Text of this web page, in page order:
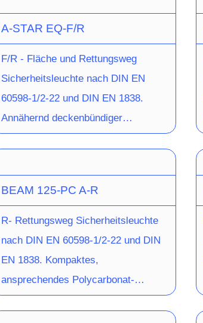
Schalteingang. Die Haube ist opal
und aus PMMA (thermoplastischer
Kunststoff) gefertigt, das Unterteil
besteht aus Stahlblech. Sehr
schnelle, schraubenlose Montage.
Die Leuchte ist für Wand- und
Deckenmontage geeignet und leistet
Einzelbatterieleuchte 1.000lm.
A-STAR EQ-F/R
F/R - Fläche und Rettungsweg
Sicherheitsleuchte nach DIN EN
60598-1/2-22 und DIN EN 1838.
Annähernd deckenbündiger
weiss oder schwarz in quadratischer
Ausführung für Deckeneinbau. Zur
Senkung der Wartungskosten kann
bei der Einzelbatterievariante der
Akku über ein Click-System
werkzeuglos ausgetauscht werden.
Die Optik für Flächenausleuchtung
BEAM 125-PC A-R
R- Rettungsweg Sicherheitsleuchte
nach DIN EN 60598-1/2-22 und DIN
EN 1838. Kompaktes,
ansprechendes Polycarbonat-